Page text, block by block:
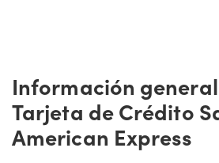
Información
Tarjeta de Crédito
American Express